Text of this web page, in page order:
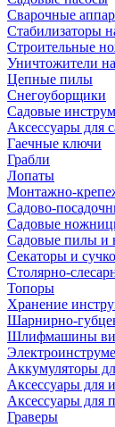
Сварочные
Стабилизаторы
Строительные
Уничтожители
Цепные пилы
Снегоуборщики
Садовые
Аксессуары для
Гаечные ключи
Грабли
Лопаты
Монтажно-
Садово-
Садовые
Садовые пилы и
Секаторы и
Столярно-
Топоры
Хранение
Шарнирно-
Шлифмашины
Аккумуляторы
Аксессуары для
Аксессуары для
Граверы